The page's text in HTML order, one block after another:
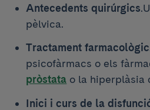
Antecedents quirúrgics
pèlvica.
Tractament farmacològic
psicofàrmacs o els
pròstata o la hiperplàsia
Inici i curs de la